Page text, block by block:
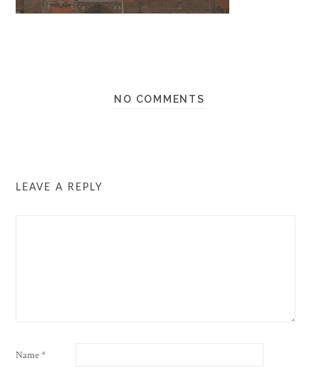
NO COMMENTS
LEAVE A REPLY
Name*